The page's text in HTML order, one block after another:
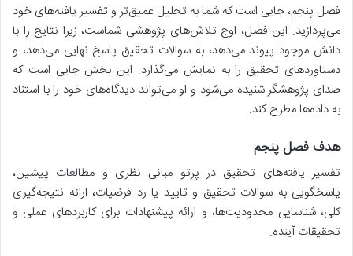
فصل پنجم، جایی است که شما به تحلیل عمیق‌تر و تفسیر یافته‌های خود
می‌پردازید. این فصل، اوج تلاش‌های پژوهشی شماست، زیرا نتایج را با
دانش موجود پیوند می‌دهد، به سوالات تحقیق پاسخ نهایی می‌دهد، و
دستاوردهای تحقیق را به نمایش می‌گذارد. این بخش جایی است که
صدای پژوهشگر شنیده می‌شود و او می‌تواند دیدگاه‌های خود را با استناد
به داده‌ها مطرح کند.
هدف فصل پنجم
تفسیر یافته‌های تحقیق در پرتو مبانی نظری و مطالعات پیشین،
پاسخگویی به سوالات تحقیق و تایید یا رد فرضیات، ارائه نتیجه‌گیری
کلی، شناسایی محدودیت‌ها، و ارائه پیشنهادات برای کاربردهای عملی و
تحقیقات آینده.